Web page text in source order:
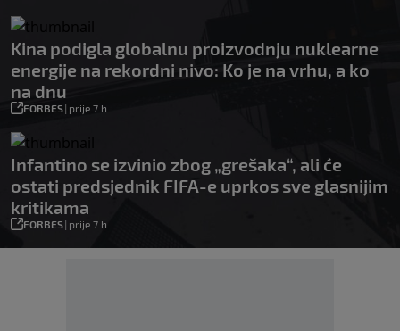
Kina podigla globalnu proizvodnju nuklearne
energije na rekordni nivo: Ko je na vrhu, a ko
na dnu
FORBES| prije 7 h
Infantino se izvinio zbog „grešaka“, ali će
ostati predsjednik FIFA-e uprkos sve glasnijim
kritikama
FORBES| prije 7 h